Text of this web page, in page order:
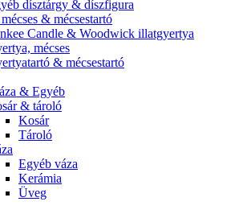
dísztárgy & díszfigura
& mécsestartó
Candle & Woodwick illatgyertya
mécses
& mécsestartó
& Egyéb
& tároló
Kosár
Tároló
Egyéb váza
Kerámia
Üveg